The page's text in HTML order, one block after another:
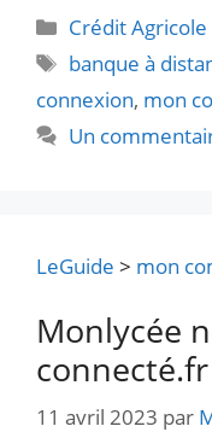
Catégories
Crédit Agricole
Étiquettes
banque à
connexion, mon
Un
LeGuide > mon
Monlycée
11 avril 2023 par